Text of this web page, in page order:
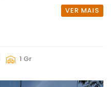
VER MAIS
1 Gr